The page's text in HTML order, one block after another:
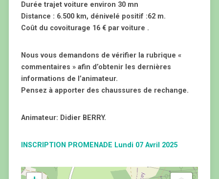
Durée trajet voiture environ 30 mn
Distance : 6.500 km, dénivelé positif :62 m.
Coût du covoiturage 16 € par voiture .
Nous vous demandons de vérifier la rubrique «
commentaires » afin d’obtenir les dernières
informations de l’animateur.
Pensez à apporter des chaussures de rechange.
Animateur: Didier BERRY.
INSCRIPTION PROMENADE Lundi 07 Avril 2025